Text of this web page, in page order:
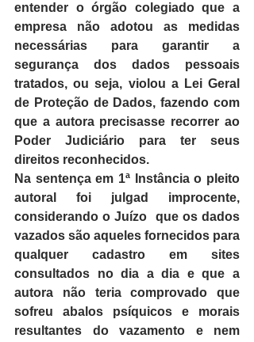
entender o órgão colegiado que a
empresa não adotou as medidas
necessárias para garantir a
segurança dos dados pessoais
tratados, ou seja, violou a Lei Geral
de Proteção de Dados, fazendo com
que a autora precisasse recorrer ao
Poder Judiciário para ter seus
direitos reconhecidos.
Na sentença em 1ª Instância o pleito
autoral foi julgad improcente,
considerando o Juízo  que os dados
vazados são aqueles fornecidos para
qualquer cadastro em sites
consultados no dia a dia e que a
autora não teria comprovado que
sofreu abalos psíquicos e morais
resultantes do vazamento e nem